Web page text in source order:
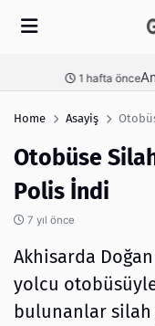
Home Asayiş
Otobüse
Polis İndi
7 yıl önce
Akhisarda
yolcu
bulunanlar silah